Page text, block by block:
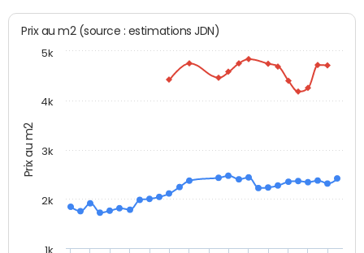
Prix au m2
Prix au m2 (source : estimations JDN)
1k
2k
3k
4k
5k